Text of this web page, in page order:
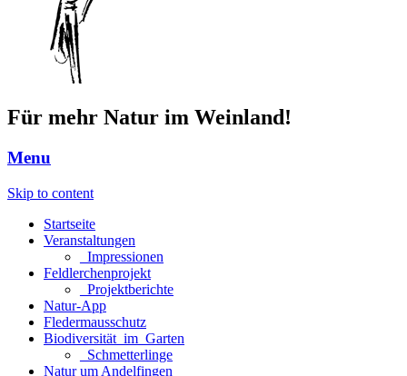
Für mehr Natur im Weinland!
Menu
Skip to content
Startseite
Veranstaltungen
_Impressionen
Feldlerchenprojekt
_Projektberichte
Natur-App
Fledermausschutz
Biodiversität_im_Garten
_Schmetterlinge
Natur um Andelfingen